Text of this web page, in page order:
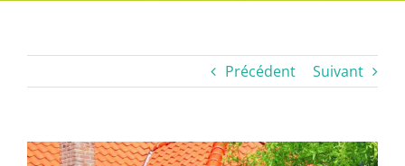
Précédent Suivant
Voir